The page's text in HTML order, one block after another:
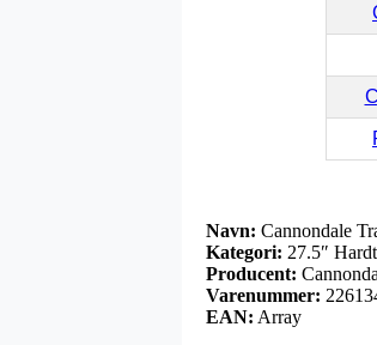
Navn: Cannondale
Kategori: 27.5″
Producent:
Varenummer:
EAN: Array